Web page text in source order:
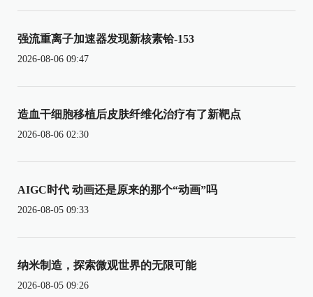
强流重离子加速器发现新核素铪-153
2026-08-06 09:47
造血干细胞移植后皮肤纤维化治疗有了新靶点
2026-08-06 02:30
AIGC时代 动画还是原来的那个“动画”吗
2026-08-05 09:33
纳米制造，探索微观世界的无限可能
2026-08-05 09:26